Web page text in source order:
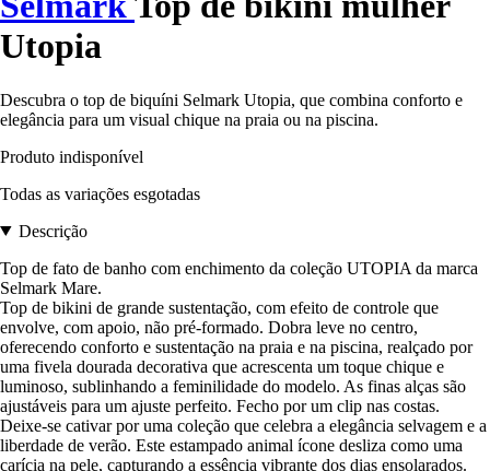
Utopia
Descubra o top de biquíni Selmark Utopia, que combina conforto e
elegância para um visual chique na praia ou na piscina.
Produto indisponível
Todas as variações esgotadas
Descrição
Top de fato de banho com enchimento da coleção UTOPIA da marca
Selmark Mare.
Top de bikini de grande sustentação, com efeito de controle que
envolve, com apoio, não pré-formado. Dobra leve no centro,
oferecendo conforto e sustentação na praia e na piscina, realçado por
uma fivela dourada decorativa que acrescenta um toque chique e
luminoso, sublinhando a feminilidade do modelo. As finas alças são
ajustáveis para um ajuste perfeito. Fecho por um clip nas costas.
Deixe-se cativar por uma coleção que celebra a elegância selvagem e a
liberdade de verão. Este estampado animal ícone desliza como uma
carícia na pele, capturando a essência vibrante dos dias ensolarados.